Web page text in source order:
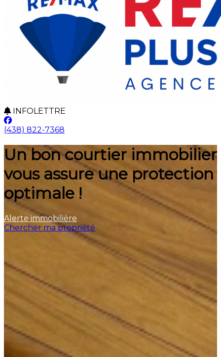
INFOLETTRE
(438) 822-7368
Un bon courtier immobilier
vous assure une protection
optimale !
Alerte immobilière
Chercher ma propriété